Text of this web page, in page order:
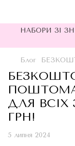
НАБОРИ ЗІ
Блог
ДЛЯ ВСІХ
ГРН!
5 липня 2024